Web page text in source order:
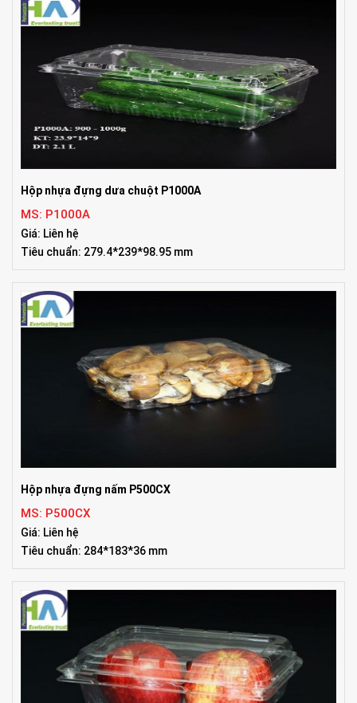
Hộp nhựa đựng dưa chuột P1000A
MS: P1000A
Giá: Liên hệ
Tiêu chuẩn: 279.4*239*98.95 mm
Hộp nhựa đựng nấm P500CX
MS: P500CX
Giá: Liên hệ
Tiêu chuẩn: 284*183*36 mm